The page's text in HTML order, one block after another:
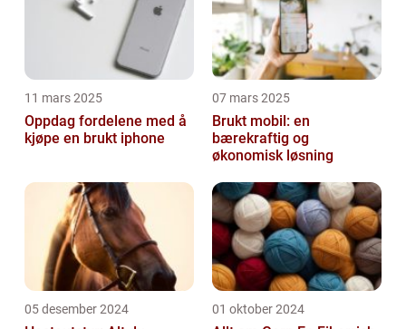
11 mars 2025
Oppdag fordelene med å
kjøpe en brukt iphone
07 mars 2025
Brukt mobil: en
bærekraftig og
økonomisk løsning
05 desember 2024 01 oktober 2024